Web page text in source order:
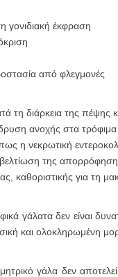
γονιδιακή έκφραση
από φλεγμονές
τη διάρκεια της
ανοχής στα
η νεκρωτική
της
καθοριστικής για τη
γάλατα δεν είναι
και ολοκληρωμένη
γάλα δεν